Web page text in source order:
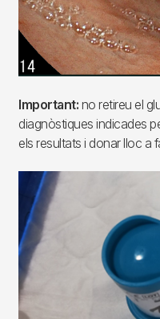
Important: no retireu el
diagnòstiques indicades
els resultats i donar lloc a